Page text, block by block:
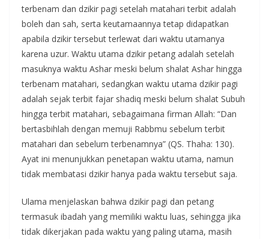
terbenam dan dzikir pagi setelah matahari terbit adalah
boleh dan sah, serta keutamaannya tetap didapatkan
apabila dzikir tersebut terlewat dari waktu utamanya
karena uzur. Waktu utama dzikir petang adalah setelah
masuknya waktu Ashar meski belum shalat Ashar hingga
terbenam matahari, sedangkan waktu utama dzikir pagi
adalah sejak terbit fajar shadiq meski belum shalat Subuh
hingga terbit matahari, sebagaimana firman Allah: “Dan
bertasbihlah dengan memuji Rabbmu sebelum terbit
matahari dan sebelum terbenamnya” (QS. Thaha: 130).
Ayat ini menunjukkan penetapan waktu utama, namun
tidak membatasi dzikir hanya pada waktu tersebut saja.
Ulama menjelaskan bahwa dzikir pagi dan petang
termasuk ibadah yang memiliki waktu luas, sehingga jika
tidak dikerjakan pada waktu yang paling utama, masih